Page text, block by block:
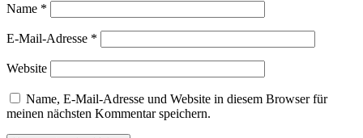
Name *
E-Mail-Adresse *
Website
Name, E-Mail-Adresse und Website in diesem Browser für
meinen nächsten Kommentar speichern.